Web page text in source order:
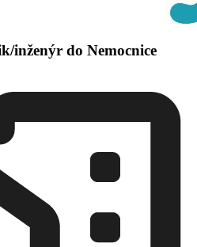
inženýr do Nemocnice